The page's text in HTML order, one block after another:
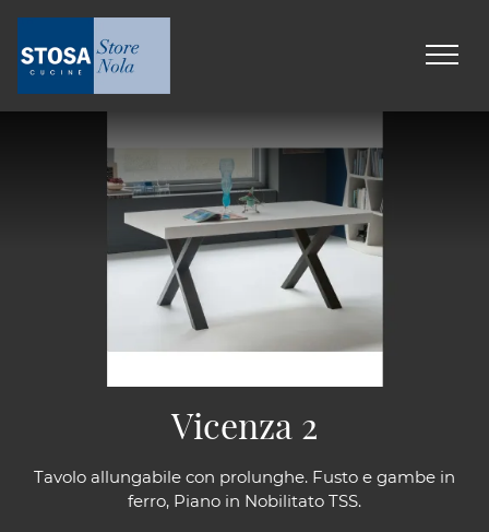
Tavolo allungabile con prolunghe. Fusto e gambe in
ferro, Piano in Nobilitato TSS.
Vicenza 2